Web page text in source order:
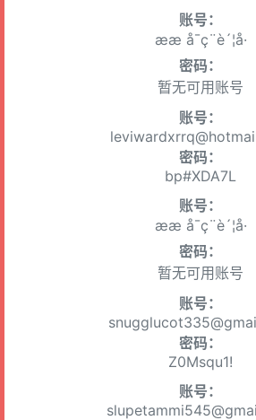
账号：
ææ å¯ç¨è´¦å·
密码：
暂无可用账号
账号：
密码：
bp#XDA7L
账号：
ææ å¯ç¨è´¦å·
密码：
暂无可用账号
账号：
密码：
Z0Msqu1!
账号：